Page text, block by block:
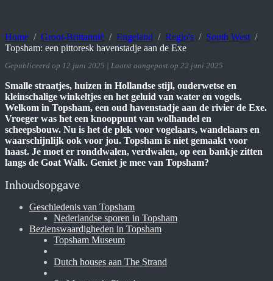
Home Groot-Brittannië Engeland Regio's
South West
Topsham: een pittoresk havenstadje aan de Exe
Gepubliceerd op 12 juni 2025 | Laatst aangepast op 22 juni 2025
Smalle straatjes, huizen in Hollandse stijl, ouderwetse en
kleinschalige winkeltjes en het geluid van water en vogels.
Welkom in Topsham, een oud havenstadje aan de rivier de Exe.
Vroeger was het een knooppunt van wolhandel en
scheepsbouw. Nu is het de plek voor vogelaars, wandelaars en
waarschijnlijk ook voor jou. Topsham is niet gemaakt voor
haast. Je moet er ronddwalen, verdwalen, op een bankje zitten
langs de Goat Walk. Geniet je mee van Topsham?
Inhoudsopgave
Geschiedenis van Topsham
Nederlandse sporen in Topsham
Bezienswaardigheden in Topsham
Topsham Museum
Dutch houses aan The Strand